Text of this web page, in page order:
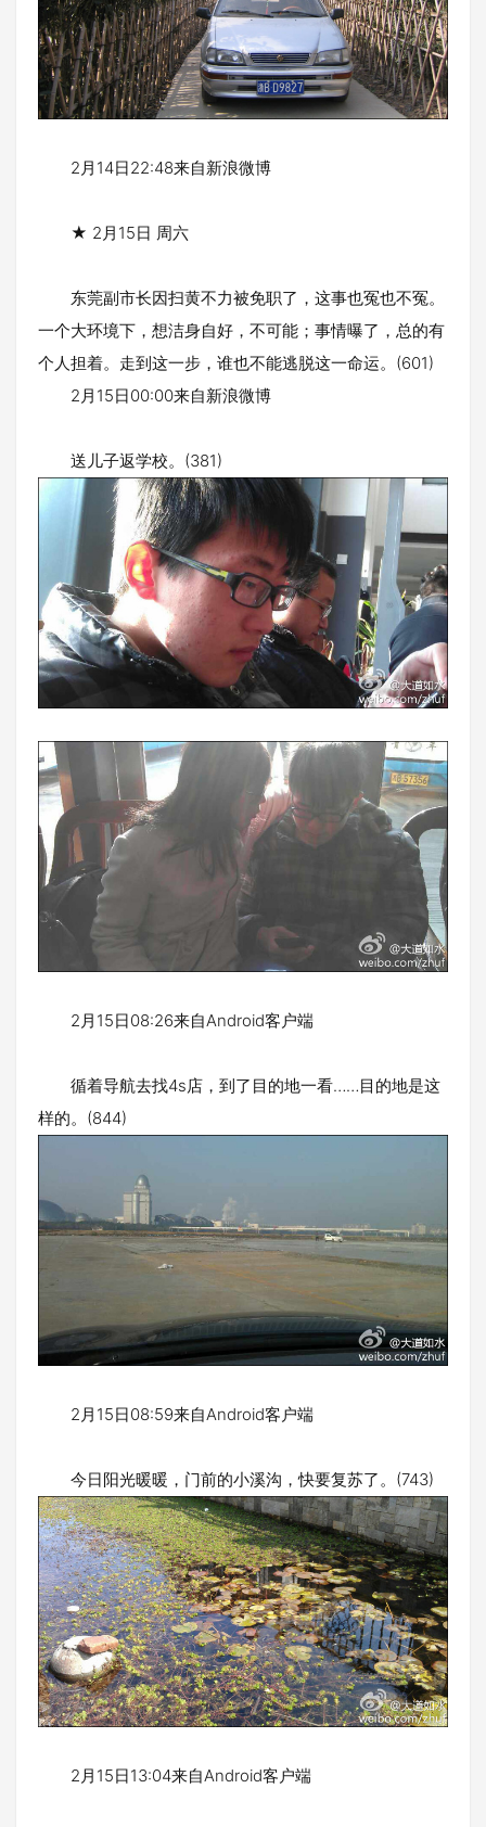
2月14日22:48来自新浪微博
★ 2月15日 周六
东莞副市长因扫黄不力被免职了，这事也冤也不冤。
一个大环境下，想洁身自好，不可能；事情曝了，总的有
个人担着。走到这一步，谁也不能逃脱这一命运。(601)
2月15日00:00来自新浪微博
送儿子返学校。(381)
2月15日08:26来自Android客户端
循着导航去找4s店，到了目的地一看……目的地是这
样的。(844)
2月15日08:59来自Android客户端
今日阳光暖暖，门前的小溪沟，快要复苏了。(743)
2月15日13:04来自Android客户端